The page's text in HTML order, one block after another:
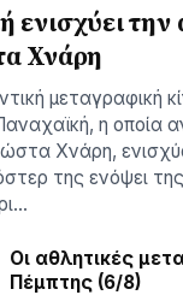
ενισχύει την
Χνάρη
μεταγραφική
η οποία
Χνάρη,
της ενόψει
Οι αθλητικές
Πέμπτης (6/8)